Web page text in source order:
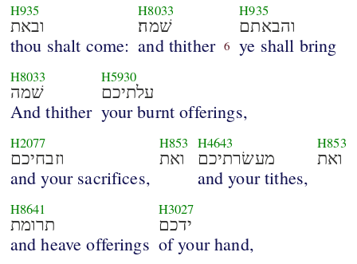
H935
ובאת
thou shalt come:
H8033
שׁמה׃
and thither 6
H935
והבאתם
ye shall bring
H8033
שׁמה
And thither
H5930
עלתיכם
your burnt offerings,
H2077
וזבחיכם
and your sacrifices,
H853
ואת
H4643
מעשׂרתיכם
and your tithes,
H853
ואת
H8641
תרומת
and heave offerings
H3027
ידכם
of your hand,